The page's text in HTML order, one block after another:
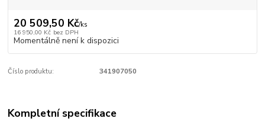
20 509,50 Kč/ks
16 950,00 Kč bez DPH
Momentálně není k dispozici
Číslo produktu: 341907050
Kompletní specifikace